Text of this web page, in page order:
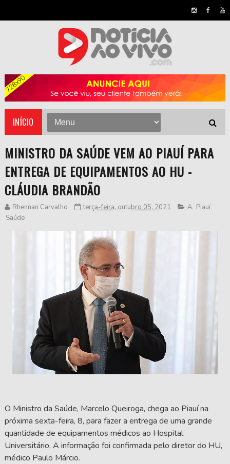
INÍCIO
MINISTRO DA SAÚDE VEM AO PIAUÍ PARA
ENTREGA DE EQUIPAMENTOS AO HU -
CLÁUDIA BRANDÃO
Rhennan Carvalho terça-feira, outubro 05, 2021 A, Piauí,
Saúde
O Ministro da Saúde, Marcelo Queiroga, chega ao Piauí na
próxima sexta-feira, 8, para fazer a entrega de uma grande
quantidade de equipamentos médicos ao Hospital
Universitário. A informação foi confirmada pelo diretor do HU,
médico Paulo Márcio.